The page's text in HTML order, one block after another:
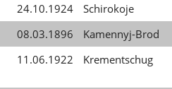
24.10.1924
Schirokoje
08.03.1896
Kamennyj-Brod
11.06.1922 Krementschug